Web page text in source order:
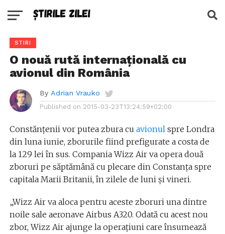
STIRI
O nouă rută internațională cu
avionul din România
By Adrian Vrauko
Published on 2015-03-23T13:24:59+02:00
Constănțenii vor putea zbura cu avionul spre Londra
din luna iunie, zborurile fiind prefigurate a costa de
la 129 lei în sus. Compania Wizz Air va opera două
zboruri pe săptămână cu plecare din Constanța spre
capitala Marii Britanii, în zilele de luni și vineri.
„Wizz Air va aloca pentru aceste zboruri una dintre
noile sale aeronave Airbus A320. Odată cu acest nou
zbor, Wizz Air ajunge la operaţiuni care însumează